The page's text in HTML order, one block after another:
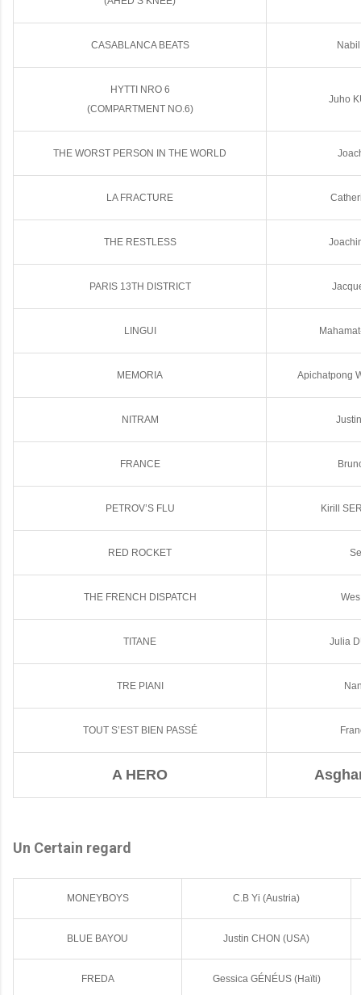
CASABLANCA BEATS
HYTTI NRO 6
(COMPARTMENT NO.6)
Juho
THE WORST PERSON IN THE WORLD
LA FRACTURE
THE RESTLESS
PARIS 13TH DISTRICT
LINGUI
MEMORIA Apichatpong
NITRAM
FRANCE
PETROV’S FLU Kirill
RED ROCKET
THE FRENCH DISPATCH
TITANE Julia
TRE PIANI
TOUT S’EST BIEN PASSÉ
A HERO
Un Certain regard
MONEYBOYS C.B Yi (Austria)
BLUE BAYOU Justin CHON (USA)
FREDA Gessica GÉNÉUS (Haïti)